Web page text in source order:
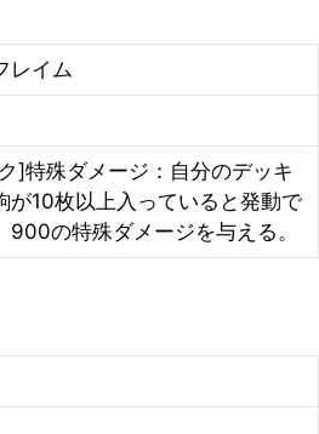
レイム
]特殊ダメージ：自分のデッキ
が10枚以上入っていると発動で
900の特殊ダメージを与える。